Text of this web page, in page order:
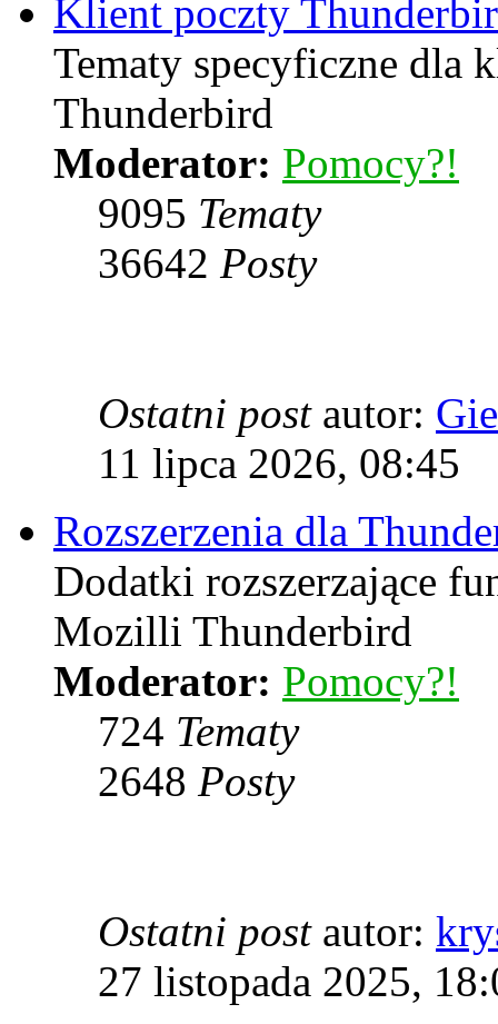
Klient poczty
Tematy specyficzne dla
Thunderbird
Moderator: Pomocy?!
9095 Tematy
36642 Posty
Ostatni postautor: Gie
11 lipca 2026, 08:45
Rozszerzenia dla
Dodatki rozszerzające
Mozilli Thunderbird
Moderator: Pomocy?!
724 Tematy
2648 Posty
Ostatni postautor:
27 listopada 2025,